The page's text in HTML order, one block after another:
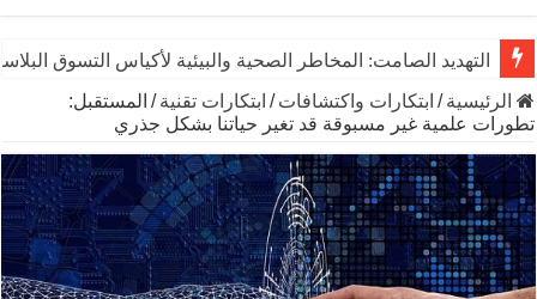
التهديد الصامت: المخاطر الصحية والبيئية لأكياس التسوق
الرئيسية / ابتكارات واكتشافات / ابتكارات تقنية / المستقبل:
تطورات علمية غير مسبوقة قد تغير حياتنا بشكل جذري